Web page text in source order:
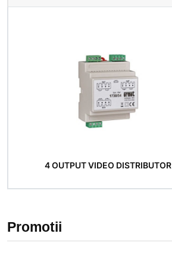
4 OUTPUT VIDEO DISTRIBUTOR
Promotii